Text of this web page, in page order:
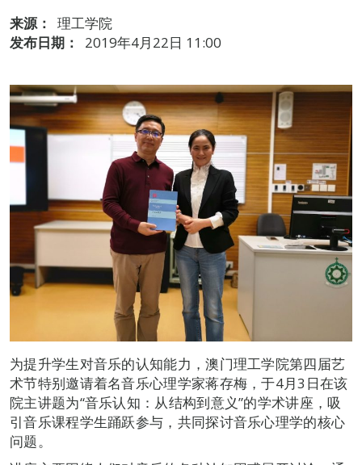
来源：
理工学院
发布日期：
2019年4月22日 11:00
为提升学生对音乐的认知能力，澳门理工学院第四届艺
术节特别邀请着名音乐心理学家蒋存梅，于4月3日在该
院主讲题为“音乐认知：从结构到意义”的学术讲座，吸
引音乐课程学生踊跃参与，共同探讨音乐心理学的核心
问题。